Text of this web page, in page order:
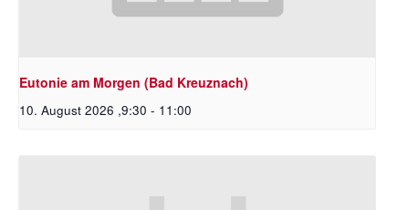
Eutonie am Morgen (Bad Kreuznach)
10. August 2026 ,9:30 - 11:00